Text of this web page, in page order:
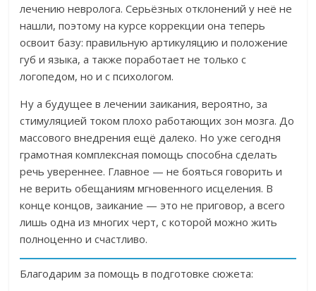
лечению невролога. Серьёзных отклонений у неё не
нашли, поэтому на курсе коррекции она теперь
освоит базу: правильную артикуляцию и положение
губ и языка, а также поработает не только с
логопедом, но и с психологом.
Ну а будущее в лечении заикания, вероятно, за
стимуляцией током плохо работающих зон мозга. До
массового внедрения ещё далеко. Но уже сегодня
грамотная комплексная помощь способна сделать
речь увереннее. Главное — не бояться говорить и
не верить обещаниям мгновенного исцеления. В
конце концов, заикание — это не приговор, а всего
лишь одна из многих черт, с которой можно жить
полноценно и счастливо.
Благодарим за помощь в подготовке сюжета: